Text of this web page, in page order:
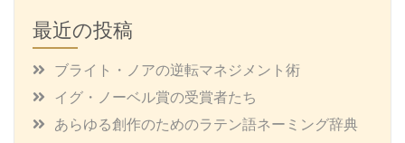
最近の投稿
ブライト・ノアの逆転マネジメント術
イグ・ノーベル賞の受賞者たち
あらゆる創作のためのラテン語ネーミング辞典